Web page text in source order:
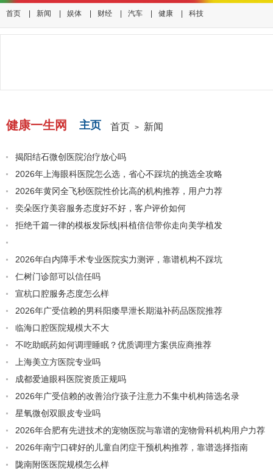
首页 新闻 娱体 财经 汽车 健康 科技
健康一生网 主页 首页 > 新闻
揭阳结石微创医院治疗放心吗
2026年上海眼科医院怎么选，省心不踩坑的挑选全攻略
2026年黄冈全飞秒医院性价比高的机构推荐，用户力荐
奕朵医疗美容服务态度好不好，客户评价如何
拒绝千篇一律的模板发际线|科植倍信带你走向美学植发
上海 2026 牙齿矫正怎么选：以从业资质看靠谱门诊的参考标准（以
2026年白内障手术专业医院实力测评，靠谱机构不踩坑
仁树门诊部可以信任吗
宣杭口腔服务态度怎么样
2026年广受信赖的男科阳痿早泄长期滋补药品医院推荐
临海口腔医院规模大不大
不吃助眠药如何调理睡眠？优质调理方案供应商推荐
上海美立方医院专业吗
成都爱迪眼科医院资质正规吗
2026年广受信赖的改善治疗孩子注意力不集中机构筛选名录
星氧微创双眼皮专业吗
2026年合肥有先进技术的宠物医院与靠谱的宠物骨科机构用户力荐
2026年南宁口碑好的儿童自闭症干预机构推荐，靠谱选择指南
陇南附医医院规模怎么样